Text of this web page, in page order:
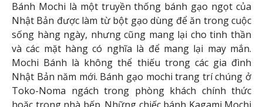
Bánh Mochi là một truyền thống bánh gạo ngọt của
Nhật Bản được làm từ bột gạo dùng để ăn trong cuộc
sống hàng ngày, nhưng cũng mang lại cho tinh thần
và các mặt hàng có nghĩa là để mang lại may mắn.
Mochi Bánh là không thể thiếu trong các gia đình
Nhật Bản năm mới. Bánh gạo mochi trang trí chúng ở
Toko-Noma ngách trong phòng khách chính thức